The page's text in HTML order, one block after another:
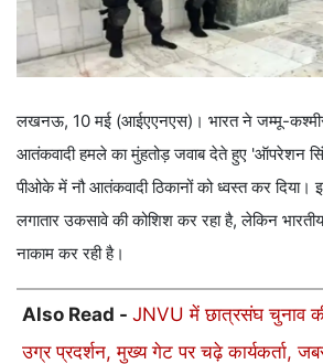
लखनऊ, 10 मई (आईएएनएस)। भारत ने जम्मू-
आतंकवादी हमले का मुंहतोड़ जवाब देते हुए 'ऑपरेशन
पीओके में नौ आतंकवादी ठिकानों को ध्वस्त कर दिया।
लगातार उकसावे की कोशिश कर रहा है, लेकिन
नाकाम कर रही है।
Also Read - JNVU में छात्रसंघ चुनाव की
उग्र प्रदर्शन, मुख्य गेट पर चढ़े कार्यकर्ता,